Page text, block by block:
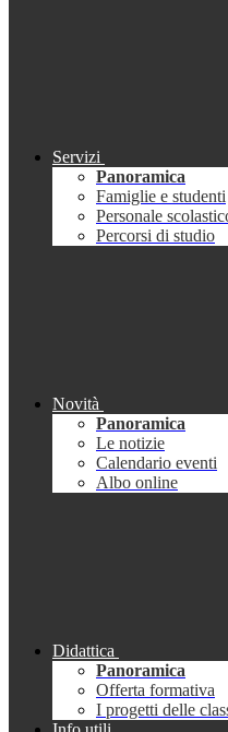
Servizi
Panoramica
Famiglie e studenti
Personale
Percorsi di studio
Novità
Panoramica
Le notizie
Calendario eventi
Albo online
Didattica
Panoramica
Offerta formativa
I progetti delle